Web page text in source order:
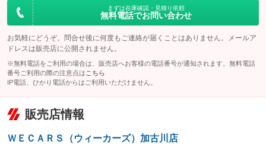
まずは在庫確認・見積り依頼
無料電話でお問い合わせ
お気軽にどうぞ。問合せ後に何度もご連絡が届くことはありません。メールア
ドレスは販売店に公開されません。
※無料電話をご利用の場合は、販売店へお客様の電話番号が通知されます。無料電話
番号ご利用の際の注意点は こちら
IP電話、ひかり電話からはご利用いただけません。
販売店情報
ＷＥＣＡＲＳ（ウィーカーズ）加古川店